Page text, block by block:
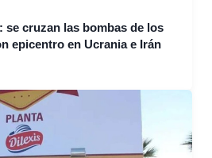
se cruzan las bombas de los
epicentro en Ucrania e Irán